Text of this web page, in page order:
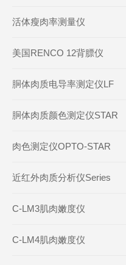
活体瘦肉率测量仪
美国RENCO 12背膘仪
胴体肉质电导率测定仪LF
胴体肉质颜色测定仪STAR
肉色测定仪OPTO-STAR
近红外肉质分析仪Series
C-LM3肌肉嫩度仪
C-LM4肌肉嫩度仪